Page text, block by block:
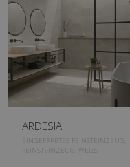
ARDESIA
EINGEFÄRBTES FEINSTEINZEUG,
FEINSTEINZEUG, WEISS